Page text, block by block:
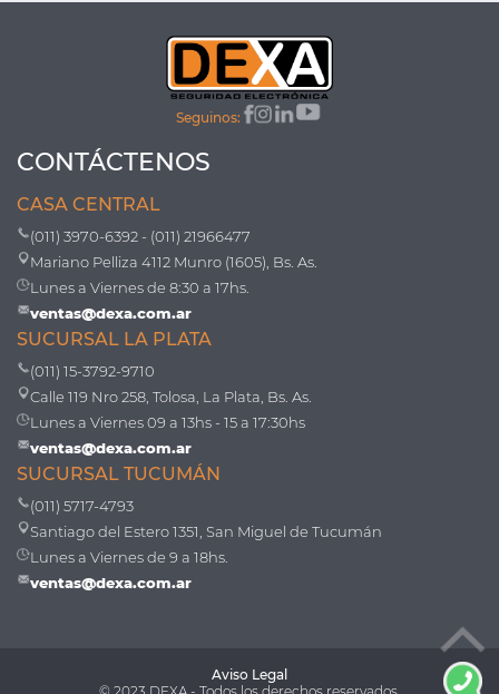
Seguinos:
CONTÁCTENOS
CASA CENTRAL
(011) 3970-6392 - (011) 21966477
Mariano Pelliza 4112 Munro (1605), Bs. As.
Lunes a Viernes de 8:30 a 17hs.
ventas@dexa.com.ar
SUCURSAL LA PLATA
(011) 15-3792-9710
Calle 119 Nro 258, Tolosa, La Plata, Bs. As.
Lunes a Viernes 09 a 13hs - 15 a 17:30hs
ventas@dexa.com.ar
SUCURSAL TUCUMÁN
(011) 5717-4793
Santiago del Estero 1351, San Miguel de Tucumán
Lunes a Viernes de 9 a 18hs.
ventas@dexa.com.ar
Aviso Legal